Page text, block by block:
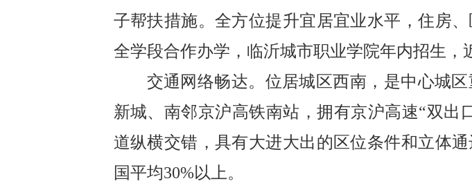
子帮扶措施。全方位提升宜居宜业水平，住房
全学段合作办学，临沂城市职业学院年内招生，
交通网络畅达。 位居城区西南，是中心城
新城、南邻京沪高铁南站，拥有京沪高速“双出
道纵横交错，具有大进大出的区位条件和立体
国平均30%以上。